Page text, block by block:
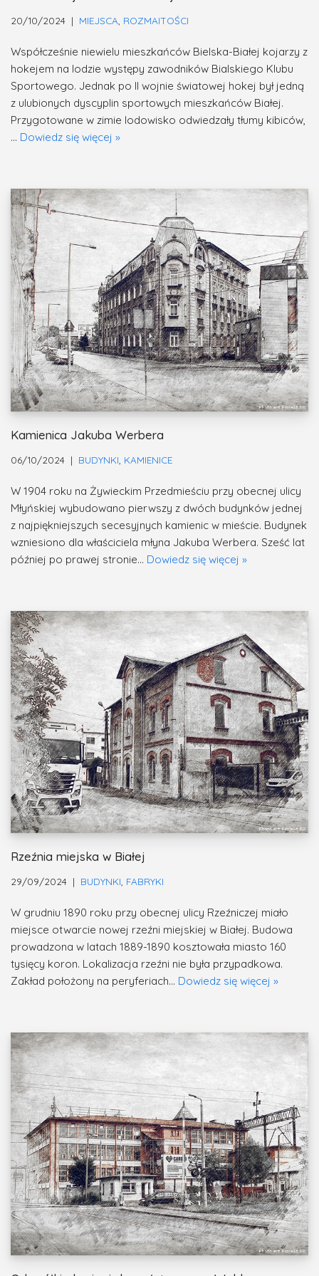
20/10/2024 MIEJSCA ROZMAITOŚCI
Współcześnie niewielu mieszkańców Bielska-Białej kojarzy z
hokejem na lodzie występy zawodników Bialskiego Klubu
Sportowego. Jednak po II wojnie światowej hokej był jedną
z ulubionych dyscyplin sportowych mieszkańców Białej.
Przygotowane w zimie lodowisko odwiedzały tłumy kibiców,
… Dowiedz się więcej »
Kamienica Jakuba Werbera
06/10/2024 BUDYNKI KAMIENICE
W 1904 roku na Żywieckim Przedmieściu przy obecnej ulicy
Młyńskiej wybudowano pierwszy z dwóch budynków jednej
z najpiękniejszych secesyjnych kamienic w mieście. Budynek
wzniesiono dla właściciela młyna Jakuba Werbera. Sześć lat
później po prawej stronie… Dowiedz się więcej »
Rzeźnia miejska w Białej
29/09/2024 BUDYNKI FABRYKI
W grudniu 1890 roku przy obecnej ulicy Rzeźniczej miało
miejsce otwarcie nowej rzeźni miejskiej w Białej. Budowa
prowadzona w latach 1889-1890 kosztowała miasto 160
tysięcy koron. Lokalizacja rzeźni nie była przypadkowa.
Zakład położony na peryferiach… Dowiedz się więcej »